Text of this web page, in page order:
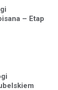
– Etap